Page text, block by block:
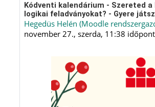
Moodle.com
Kódventi kalendárium - Szereted a
logikai feladványokat? - Gyere
Hegedüs Helén (Moodle
november 27., szerda, 11:38
Válaszok szám: 0